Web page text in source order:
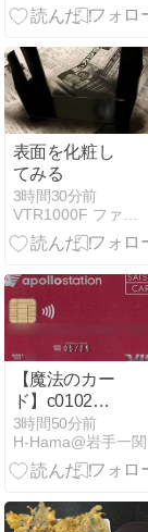
表面を化粧し
てみる
3時間30分前
VTR1000F ファイアーストーム 日記帳
【魔法のカー
ド】c0102：
apollostation
3時間50分前
H-Hama@岩手一関